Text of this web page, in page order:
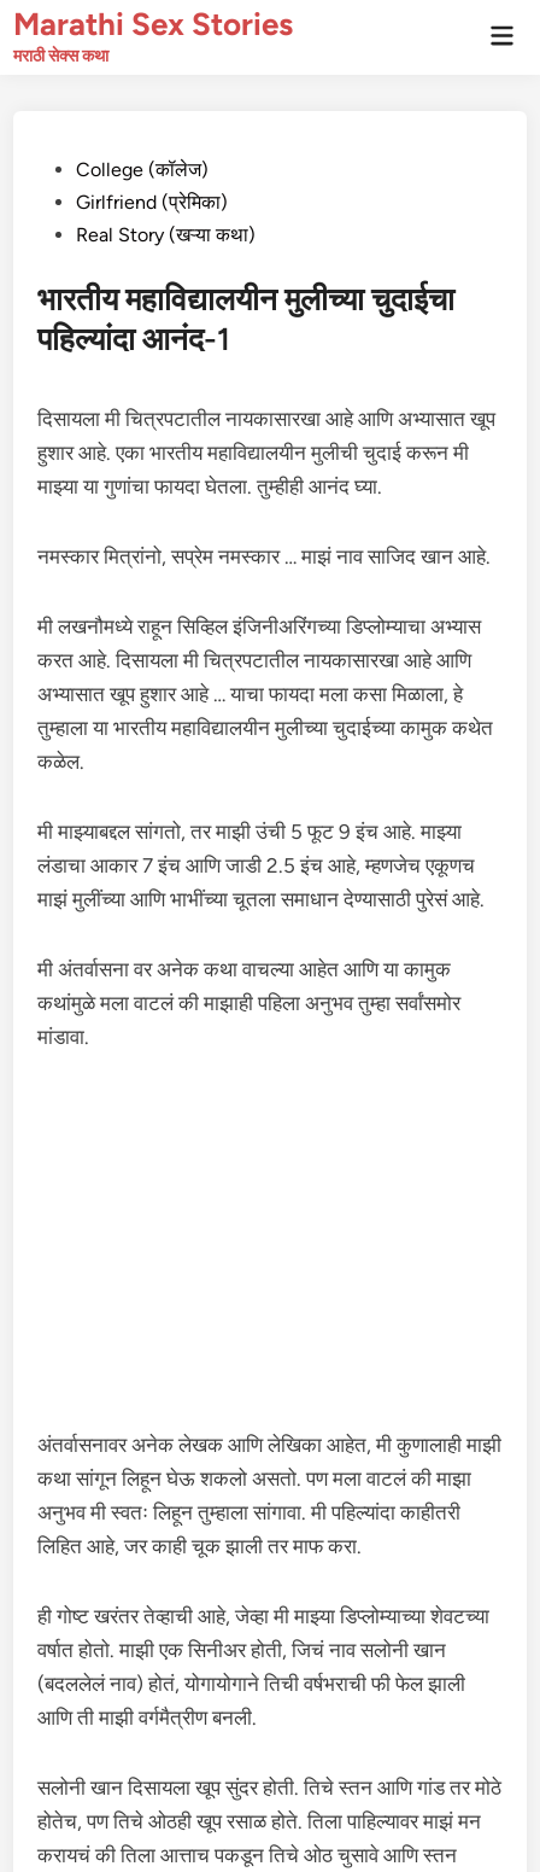
Skip
toMarathi Sex Stories
मराठी सेक्स कथा
PostedCollege (कॉलेज)
Girlfriend (प्रेमिका)
Real Story (खऱ्या कथा)
भारतीय महाविद्यालयीन मुलीच्या चुदाईचा
पहिल्यांदा आनंद-1
दिसायला मी चित्रपटातील नायकासारखा आहे आणि अभ्यासात खूप
हुशार आहे. एका भारतीय महाविद्यालयीन मुलीची चुदाई करून मी
माझ्या या गुणांचा फायदा घेतला. तुम्हीही आनंद घ्या.
नमस्कार मित्रांनो, सप्रेम नमस्कार … माझं नाव साजिद खान आहे.
मी लखनौमध्ये राहून सिव्हिल इंजिनीअरिंगच्या डिप्लोम्याचा अभ्यास
करत आहे. दिसायला मी चित्रपटातील नायकासारखा आहे आणि
अभ्यासात खूप हुशार आहे … याचा फायदा मला कसा मिळाला, हे
तुम्हाला या भारतीय महाविद्यालयीन मुलीच्या चुदाईच्या कामुक कथेत
कळेल.
मी माझ्याबद्दल सांगतो, तर माझी उंची 5 फूट 9 इंच आहे. माझ्या
लंडाचा आकार 7 इंच आणि जाडी 2.5 इंच आहे, म्हणजेच एकूणच
माझं मुलींच्या आणि भाभींच्या चूतला समाधान देण्यासाठी पुरेसं आहे.
मी अंतर्वासना वर अनेक कथा वाचल्या आहेत आणि या कामुक
कथांमुळे मला वाटलं की माझाही पहिला अनुभव तुम्हा सर्वांसमोर
मांडावा.
अंतर्वासनावर अनेक लेखक आणि लेखिका आहेत, मी कुणालाही माझी
कथा सांगून लिहून घेऊ शकलो असतो. पण मला वाटलं की माझा
अनुभव मी स्वतः लिहून तुम्हाला सांगावा. मी पहिल्यांदा काहीतरी
लिहित आहे, जर काही चूक झाली तर माफ करा.
ही गोष्ट खरंतर तेव्हाची आहे, जेव्हा मी माझ्या डिप्लोम्याच्या शेवटच्या
वर्षात होतो. माझी एक सिनीअर होती, जिचं नाव सलोनी खान
(बदललेलं नाव) होतं, योगायोगाने तिची वर्षभराची फी फेल झाली
आणि ती माझी वर्गमैत्रीण बनली.
सलोनी खान दिसायला खूप सुंदर होती. तिचे स्तन आणि गांड तर मोठे
होतेच, पण तिचे ओठही खूप रसाळ होते. तिला पाहिल्यावर माझं मन
करायचं की तिला आत्ताच पकडून तिचे ओठ चुसावे आणि स्तन